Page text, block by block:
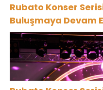
Rubato Konser
Buluşmaya Devam